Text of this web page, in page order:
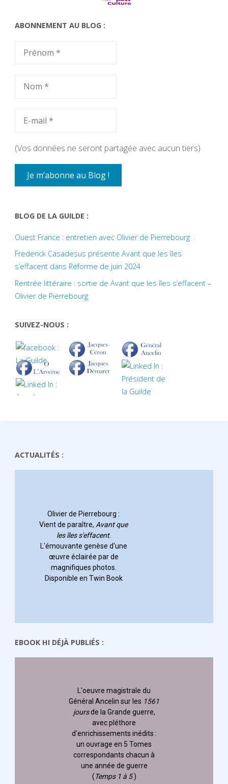
ABONNEMENT AU BLOG :
(Vos données ne seront partagée avec aucun tiers)
BLOG DE LA GUILDE :
Ouest France : entretien avec Olivier de Pierrebourg
Frederick Casadesus présente Avant que les îles
s’effacent dans Réforme de juin 2024
Rentrée littéraire : sortie de Avant que les îles s’effacent –
Olivier de Pierrebourg
SUIVEZ-NOUS :
ACTUALITÉS :
EBOOK HI DÉJÀ PUBLIÉS :
L'oeuvre magistrale du
Général Ancelin sur les 1561
joursde la Grande guerre,
avec pléthore
d'enrichissements inédits :
un ouvrage en 5 Tomes
correspondants chacun à
une année de guerre
(Temps 1 à 5)